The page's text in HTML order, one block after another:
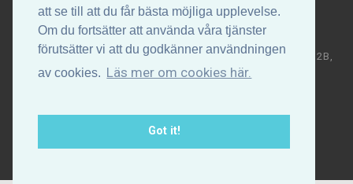
att se till att du får bästa möjliga upplevelse.
Om du fortsätter att använda våra tjänster
förutsätter vi att du godkänner användningen
av cookies. Läs mer om cookies här.
Got it!
Copyright © Wednesday Relations AB | Högalidsgatan 32B,
117 30 Stockholm | +46 (0)70-531 88 32 | E-post: